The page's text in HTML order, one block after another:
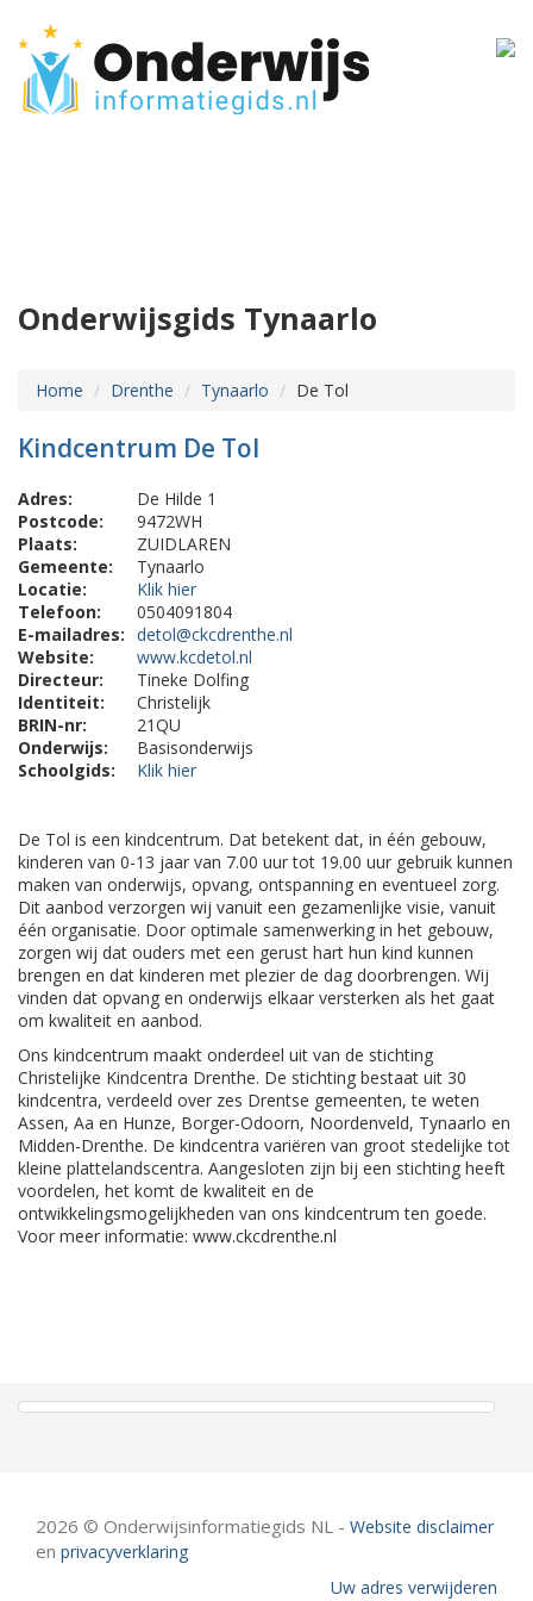
Onderwijsgids Tynaarlo
Home Drenthe Tynaarlo De Tol
Kindcentrum De Tol
Adres:
De Hilde 1
Postcode:
9472WH
Plaats:
ZUIDLAREN
Gemeente:
Tynaarlo
Locatie:
Klik hier
Telefoon:
0504091804
E-mailadres: detol@ckcdrenthe.nl
Website:
www.kcdetol.nl
Directeur:
Tineke Dolfing
Identiteit:
Christelijk
BRIN-nr:
21QU
Onderwijs:
Basisonderwijs
Schoolgids:
Klik hier
De Tol is een kindcentrum. Dat betekent dat, in één gebouw,
kinderen van 0-13 jaar van 7.00 uur tot 19.00 uur gebruik kunnen
maken van onderwijs, opvang, ontspanning en eventueel zorg.
Dit aanbod verzorgen wij vanuit een gezamenlijke visie, vanuit
één organisatie. Door optimale samenwerking in het gebouw,
zorgen wij dat ouders met een gerust hart hun kind kunnen
brengen en dat kinderen met plezier de dag doorbrengen. Wij
vinden dat opvang en onderwijs elkaar versterken als het gaat
om kwaliteit en aanbod.
Ons kindcentrum maakt onderdeel uit van de stichting
Christelijke Kindcentra Drenthe. De stichting bestaat uit 30
kindcentra, verdeeld over zes Drentse gemeenten, te weten
Assen, Aa en Hunze, Borger-Odoorn, Noordenveld, Tynaarlo en
Midden-Drenthe. De kindcentra variëren van groot stedelijke tot
kleine plattelandscentra. Aangesloten zijn bij een stichting heeft
voordelen, het komt de kwaliteit en de
ontwikkelingsmogelijkheden van ons kindcentrum ten goede.
Voor meer informatie: www.ckcdrenthe.nl
2026 © Onderwijsinformatiegids NL - Website disclaimer
en privacyverklaring
Uw adres verwijderen